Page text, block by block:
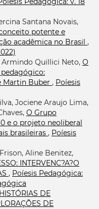
Santana Novais,
potente e
acadêmica no Brasil ,
Armindo Quillici Neto, O
Martin Buber , Poíesis
Jociene Araujo Lima,
O Grupo
e o projeto neoliberal
brasileiras , Poíesis
Aline Benitez,
INTERVENC?A?O
, Poíesis Pedagógica:
DE
DE